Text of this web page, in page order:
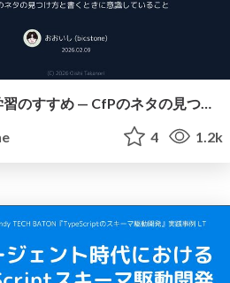
4 1.2k